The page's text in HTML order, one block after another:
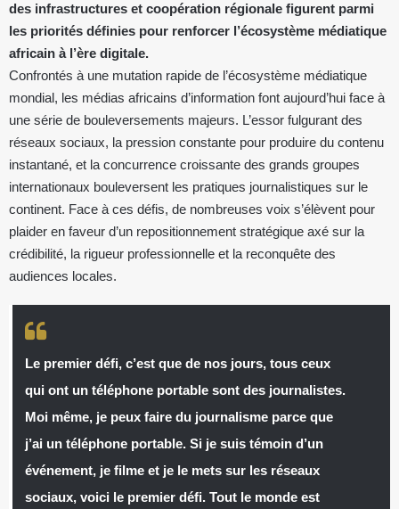
des infrastructures et coopération régionale figurent parmi
les priorités définies pour renforcer l’écosystème médiatique
africain à l’ère digitale.
Confrontés à une mutation rapide de l’écosystème médiatique
mondial, les médias africains d’information font aujourd’hui face à
une série de bouleversements majeurs. L’essor fulgurant des
réseaux sociaux, la pression constante pour produire du contenu
instantané, et la concurrence croissante des grands groupes
internationaux bouleversent les pratiques journalistiques sur le
continent. Face à ces défis, de nombreuses voix s’élèvent pour
plaider en faveur d’un repositionnement stratégique axé sur la
crédibilité, la rigueur professionnelle et la reconquête des
audiences locales.
Le premier défi, c’est que de nos jours, tous ceux
qui ont un téléphone portable sont des journalistes.
Moi même, je peux faire du journalisme parce que
j’ai un téléphone portable. Si je suis témoin d’un
événement, je filme et je le mets sur les réseaux
sociaux, voici le premier défi. Tout le monde est